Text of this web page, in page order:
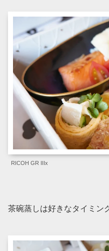
RICOH GR IIIx
茶碗蒸しは好きなタイミン